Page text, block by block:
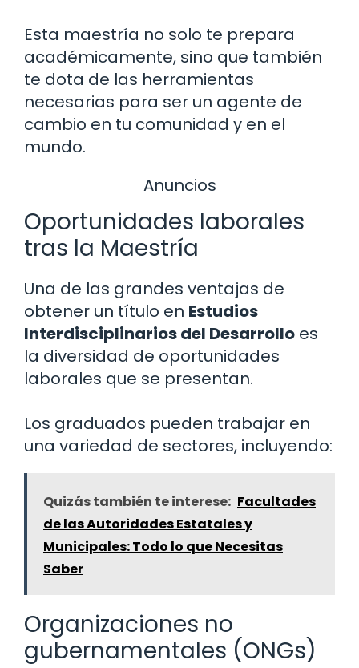
Esta maestría no solo te prepara
académicamente, sino que también
te dota de las herramientas
necesarias para ser un agente de
cambio en tu comunidad y en el
mundo.
Anuncios
Oportunidades laborales
tras la Maestría
Una de las grandes ventajas de
obtener un título en Estudios
Interdisciplinarios del Desarrollo es
la diversidad de oportunidades
laborales que se presentan.
Los graduados pueden trabajar en
una variedad de sectores, incluyendo:
Quizás también te interese: Facultades
de las Autoridades Estatales y
Municipales: Todo lo que Necesitas
Saber
Organizaciones no
gubernamentales (ONGs)